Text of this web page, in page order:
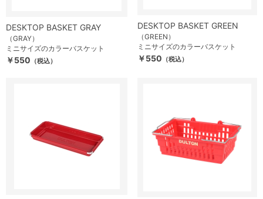
DESKTOP BASKET GRAY
（GRAY）
ミニサイズのカラーバスケット
￥550 （税込）
DESKTOP BASKET GREEN
（GREEN）
ミニサイズのカラーバスケット
￥550 （税込）